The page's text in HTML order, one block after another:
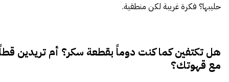
حليبها؟ فكرة غريبة لكن منطقية.
هل تكتفين كما كنت دوماً بقطعة سكر؟ أم تريدين
مع قهوتك؟